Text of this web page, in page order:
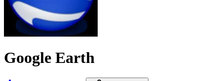
Google Earth